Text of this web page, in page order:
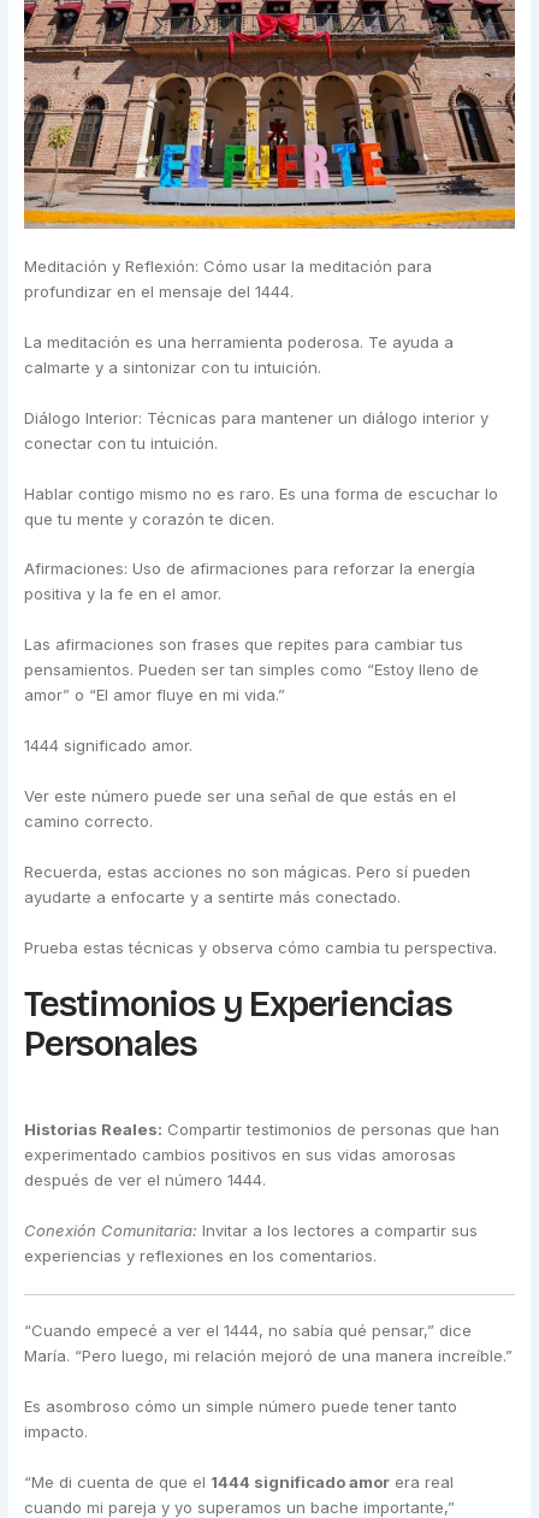
Meditación y Reflexión: Cómo usar la meditación para
profundizar en el mensaje del 1444.
La meditación es una herramienta poderosa. Te ayuda a
calmarte y a sintonizar con tu intuición.
Diálogo Interior: Técnicas para mantener un diálogo interior y
conectar con tu intuición.
Hablar contigo mismo no es raro. Es una forma de escuchar lo
que tu mente y corazón te dicen.
Afirmaciones: Uso de afirmaciones para reforzar la energía
positiva y la fe en el amor.
Las afirmaciones son frases que repites para cambiar tus
pensamientos. Pueden ser tan simples como “Estoy lleno de
amor” o “El amor fluye en mi vida.”
1444 significado amor.
Ver este número puede ser una señal de que estás en el
camino correcto.
Recuerda, estas acciones no son mágicas. Pero sí pueden
ayudarte a enfocarte y a sentirte más conectado.
Prueba estas técnicas y observa cómo cambia tu perspectiva.
Testimonios y Experiencias
Personales
Historias Reales: Compartir testimonios de personas que han
experimentado cambios positivos en sus vidas amorosas
después de ver el número 1444.
Conexión Comunitaria: Invitar a los lectores a compartir sus
experiencias y reflexiones en los comentarios.
“Cuando empecé a ver el 1444, no sabía qué pensar,” dice
María. “Pero luego, mi relación mejoró de una manera increíble.”
Es asombroso cómo un simple número puede tener tanto
impacto.
“Me di cuenta de que el 1444 significado amor era real
cuando mi pareja y yo superamos un bache importante,”